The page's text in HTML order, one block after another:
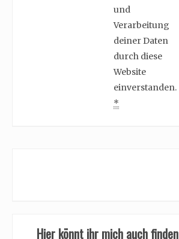
und
Verarbeitung
deiner Daten
durch diese
Website
einverstanden.
*
Hier könnt ihr mich auch finden